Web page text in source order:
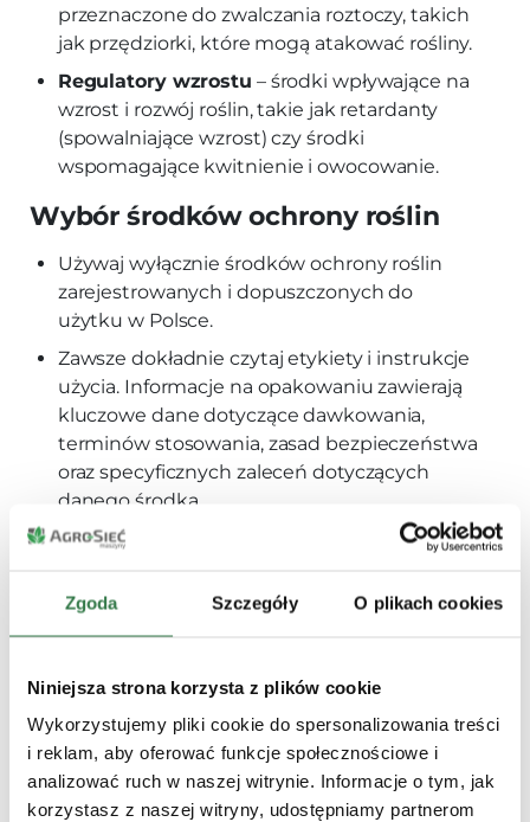
Zgoda Szczegóły O plikach cookies
Niniejsza strona korzysta z plików cookie
Wykorzystujemy pliki cookie do spersonalizowania treści
i reklam, aby oferować funkcje społecznościowe i
analizować ruch w naszej witrynie. Informacje o tym, jak
korzystasz z naszej witryny, udostępniamy partnerom
przeznaczone do zwalczania roztoczy, takich
jak przędziorki, które mogą atakować rośliny.
Regulatory wzrostu – środki wpływające na
wzrost i rozwój roślin, takie jak retardanty
(spowalniające wzrost) czy środki
wspomagające kwitnienie i owocowanie.
Wybór środków ochrony roślin
Używaj wyłącznie środków ochrony roślin
zarejestrowanych i dopuszczonych do
użytku w Polsce.
Zawsze dokładnie czytaj etykiety i instrukcje
użycia. Informacje na opakowaniu zawierają
kluczowe dane dotyczące dawkowania,
terminów stosowania, zasad bezpieczeństwa
oraz specyficznych zaleceń dotyczących
danego środka.
Wybieraj środki odpowiednie do rodzaju
roślin.
Zasady stosowania środków
ochrony roślin
Przestrzegaj zalecanych dawek. Zbyt mała
ilość środka może być nieskuteczna,
natomiast zbyt duża może uszkodzić rośliny i
środowisko.